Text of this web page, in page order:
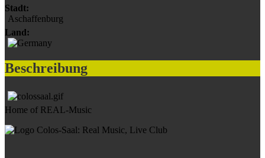
Stadt:
Aschaffenburg
Land:
Beschreibung
Home of REAL-Music